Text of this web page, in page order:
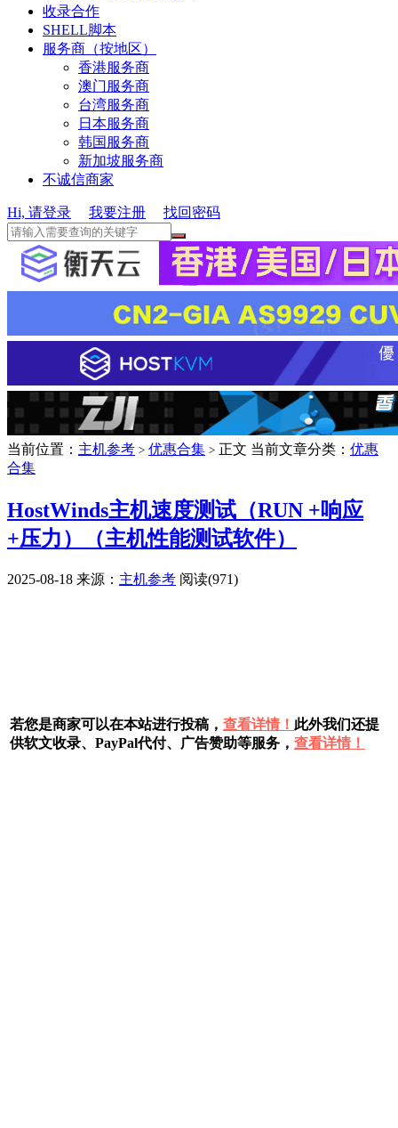
收录合作
SHELL脚本
服务商（按地区）
香港服务商
澳门服务商
台湾服务商
日本服务商
韩国服务商
新加坡服务商
不诚信商家
Hi, 请登录 我要注册 找回密码
当前位置： 主机参考 > 优惠合集 > 正文 当前文章分类： 优惠
合集
HostWinds主机速度测试（RUN +响应
+压力）（主机性能测试软件）
2025-08-18 来源： 主机参考 阅读(971)
若您是商家可以在本站进行投稿， 查看详情！ 此外我们还提
供软文收录、PayPal代付、广告赞助等服务， 查看详情！